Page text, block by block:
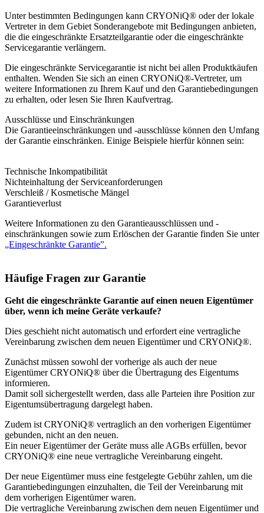
Unter bestimmten Bedingungen kann CRYONiQ® oder der lokale
Vertreter in dem Gebiet Sonderangebote mit Bedingungen anbieten,
die die eingeschränkte Ersatzteilgarantie oder die eingeschränkte
Servicegarantie verlängern.
Die eingeschränkte Servicegarantie ist nicht bei allen Produktkäufen
enthalten. Wenden Sie sich an einen CRYONiQ®-Vertreter, um
weitere Informationen zu Ihrem Kauf und den Garantiebedingungen
zu erhalten, oder lesen Sie Ihren Kaufvertrag.
Ausschlüsse und Einschränkungen
Die Garantieeinschränkungen und -ausschlüsse können den Umfang
der Garantie einschränken. Einige Beispiele hierfür können sein:
Technische Inkompatibilität
Nichteinhaltung der Serviceanforderungen
Verschleiß / Kosmetische Mängel
Garantieverlust
Weitere Informationen zu den Garantieausschlüssen und -
einschränkungen sowie zum Erlöschen der Garantie finden Sie unter
„Eingeschränkte Garantie”.
Häufige Fragen zur Garantie
Geht die eingeschränkte Garantie auf einen neuen Eigentümer
über, wenn ich meine Geräte verkaufe?
Dies geschieht nicht automatisch und erfordert eine vertragliche
Vereinbarung zwischen dem neuen Eigentümer und CRYONiQ®.
Zunächst müssen sowohl der vorherige als auch der neue
Eigentümer CRYONiQ® über die Übertragung des Eigentums
informieren.
Damit soll sichergestellt werden, dass alle Parteien ihre Position zur
Eigentumsübertragung dargelegt haben.
Zudem ist CRYONiQ® vertraglich an den vorherigen Eigentümer
gebunden, nicht an den neuen.
Ein neuer Eigentümer der Geräte muss alle AGBs erfüllen, bevor
CRYONiQ® eine neue vertragliche Vereinbarung eingeht.
Der neue Eigentümer muss eine festgelegte Gebühr zahlen, um die
Garantiebedingungen einzuhalten, die Teil der Vereinbarung mit
dem vorherigen Eigentümer waren.
Die vertragliche Vereinbarung zwischen dem neuen Eigentümer und